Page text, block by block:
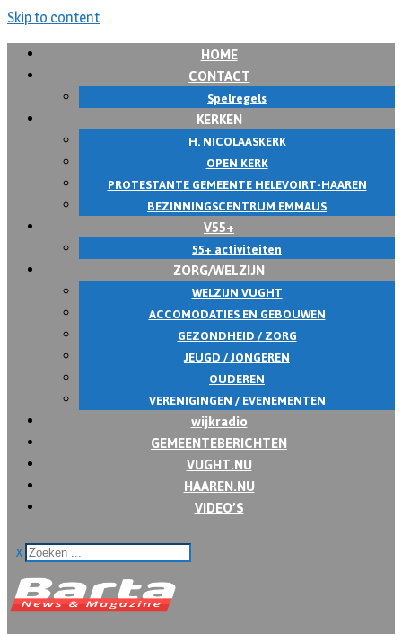
Skip to content
HOME
CONTACT
Spelregels
KERKEN
H. NICOLAASKERK
OPEN KERK
PROTESTANTE GEMEENTE HELEVOIRT-HAAREN
BEZINNINGSCENTRUM EMMAUS
V55+
55+ activiteiten
ZORG/WELZIJN
WELZIJN VUGHT
ACCOMODATIES EN GEBOUWEN
GEZONDHEID / ZORG
JEUGD / JONGEREN
OUDEREN
VERENIGINGEN / EVENEMENTEN
wijkradio
GEMEENTEBERICHTEN
VUGHT.NU
HAAREN.NU
VIDEO’S
x